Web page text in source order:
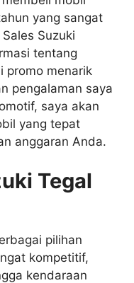
yang sangat
Suzuki
tentang
promo menarik
pengalaman saya
saya akan
yang tepat
anggaran Anda.
Tegal
pilihan
kompetitif,
kendaraan